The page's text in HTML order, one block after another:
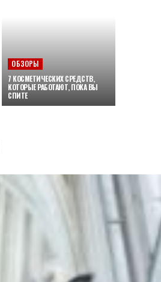
ОБЗОРЫ
7 КОСМЕТИЧЕСКИХ СРЕДСТВ,
КОТОРЫЕ РАБОТАЮТ, ПОКА ВЫ
СПИТЕ